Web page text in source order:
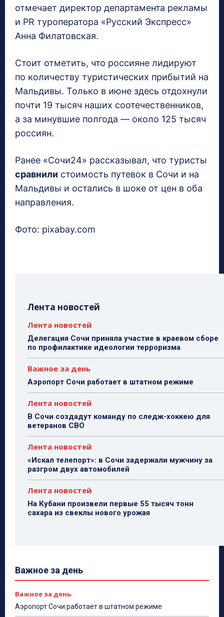
отмечает директор департамента рекламы
и PR туроператора «Русский Экспресс»
Анна Филатовская.
Стоит отметить, что россияне лидируют
по количеству туристических прибытий на
Мальдивы. Только в июне здесь отдохнули
почти 19 тысяч наших соотечественников,
а за минувшие полгода — около 125 тысяч
россиян.
Ранее «Сочи24» рассказывал, что туристы
сравнили стоимость путевок в Сочи и на
Мальдивы и остались в шоке от цен в оба
направления.
Фото: pixabay.com
Лента новостей
Лента новостей
Делегация Сочи приняла участие в краевом сборе
по профилактике идеологии терроризма
Важное за день
Аэропорт Сочи работает в штатном режиме
Лента новостей
В Сочи создадут команду по следж-хоккею для
ветеранов СВО
Лента новостей
«Искал телепорт»: в Сочи задержали мужчину за
разгром двух автомобилей
Лента новостей
На Кубани произвели первые 55 тысяч тонн
сахара из свеклы нового урожая
Важное за день
Важное за день
Аэропорт Сочи работает в штатном режиме